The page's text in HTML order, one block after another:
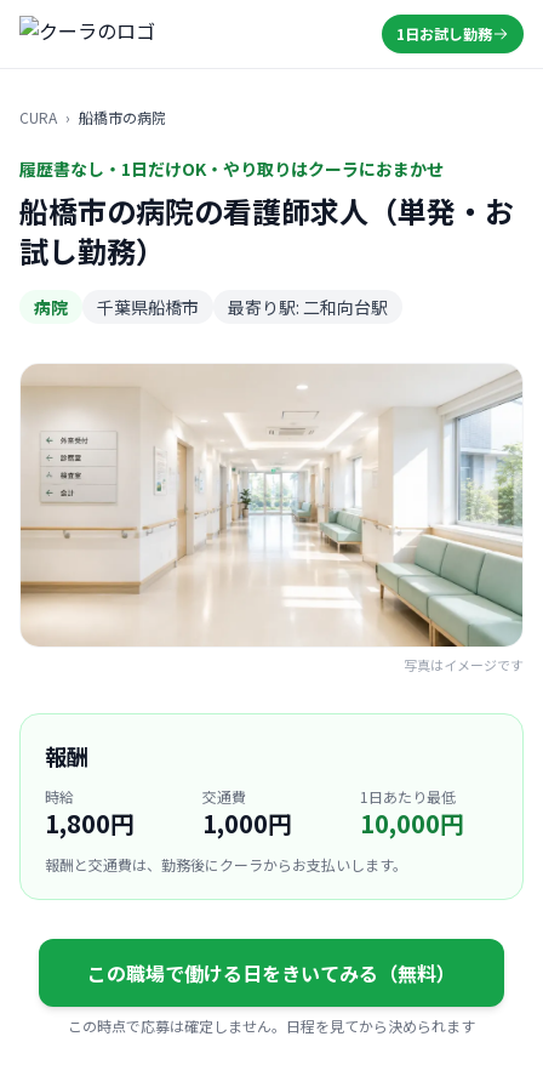
1日お試し勤務
CURA › 船橋市の病院
履歴書なし・1日だけOK・やり取りはクーラにおまかせ
船橋市の病院の看護師求人（単発・お
試し勤務）
病院 千葉県船橋市 最寄り駅: 二和向台駅
写真はイメージです
報酬
時給
1,800円
交通費
1,000円
1日あたり最低
10,000円
報酬と交通費は、勤務後にクーラからお支払いします。
この職場で働ける日をきいてみる（無料）
この時点で応募は確定しません。日程を見てから決められます